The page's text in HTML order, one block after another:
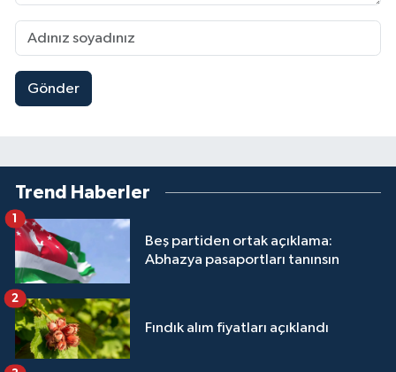
Gönder
Trend Haberler
Beş partiden ortak açıklama:
Abhazya pasaportları tanınsın
1
Fındık alım fiyatları açıklandı
2